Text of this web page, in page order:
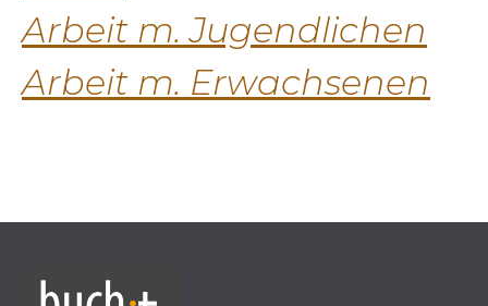
Arbeit m. Jugendlichen
Arbeit m. Erwachsenen